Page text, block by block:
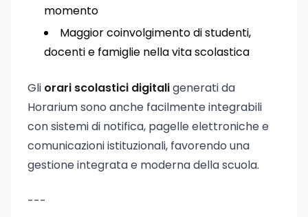
momento
Maggior coinvolgimento di studenti,
docenti e famiglie nella vita scolastica
Gli orari scolastici digitaligenerati da
Horarium sono anche facilmente integrabili
con sistemi di notifica, pagelle elettroniche e
comunicazioni istituzionali, favorendo una
gestione integrata e moderna della scuola.
---